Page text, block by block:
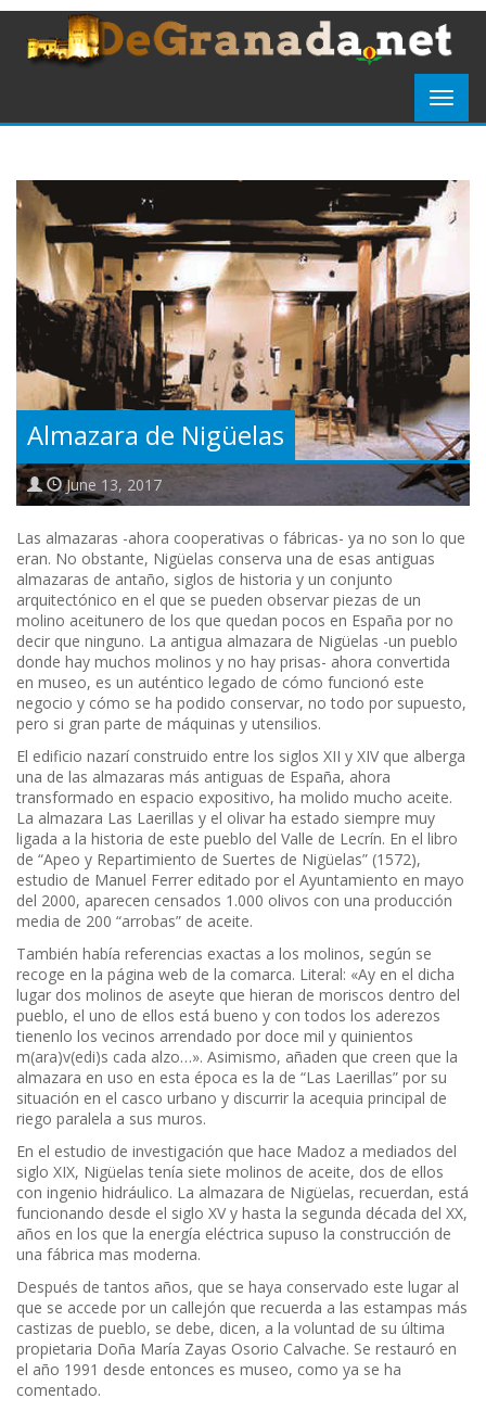
Almazara de Nigüelas
June 13, 2017
Las almazaras -ahora cooperativas o fábricas- ya no son lo que
eran. No obstante, Nigüelas conserva una de esas antiguas
almazaras de antaño, siglos de historia y un conjunto
arquitectónico en el que se pueden observar piezas de un
molino aceitunero de los que quedan pocos en España por no
decir que ninguno. La antigua almazara de Nigüelas -un pueblo
donde hay muchos molinos y no hay prisas- ahora convertida
en museo, es un auténtico legado de cómo funcionó este
negocio y cómo se ha podido conservar, no todo por supuesto,
pero si gran parte de máquinas y utensilios.
El edificio nazarí construido entre los siglos XII y XIV que alberga
una de las almazaras más antiguas de España, ahora
transformado en espacio expositivo, ha molido mucho aceite.
La almazara Las Laerillas y el olivar ha estado siempre muy
ligada a la historia de este pueblo del Valle de Lecrín. En el libro
de “Apeo y Repartimiento de Suertes de Nigüelas” (1572),
estudio de Manuel Ferrer editado por el Ayuntamiento en mayo
del 2000, aparecen censados 1.000 olivos con una producción
media de 200 “arrobas” de aceite.
También había referencias exactas a los molinos, según se
recoge en la página web de la comarca. Literal: «Ay en el dicha
lugar dos molinos de aseyte que hieran de moriscos dentro del
pueblo, el uno de ellos está bueno y con todos los aderezos
tienenlo los vecinos arrendado por doce mil y quinientos
m(ara)v(edi)s cada alzo…». Asimismo, añaden que creen que la
almazara en uso en esta época es la de “Las Laerillas” por su
situación en el casco urbano y discurrir la acequia principal de
riego paralela a sus muros.
En el estudio de investigación que hace Madoz a mediados del
siglo XIX, Nigüelas tenía siete molinos de aceite, dos de ellos
con ingenio hidráulico. La almazara de Nigüelas, recuerdan, está
funcionando desde el siglo XV y hasta la segunda década del XX,
años en los que la energía eléctrica supuso la construcción de
una fábrica mas moderna.
Después de tantos años, que se haya conservado este lugar al
que se accede por un callejón que recuerda a las estampas más
castizas de pueblo, se debe, dicen, a la voluntad de su última
propietaria Doña María Zayas Osorio Calvache. Se restauró en
el año 1991 desde entonces es museo, como ya se ha
comentado.